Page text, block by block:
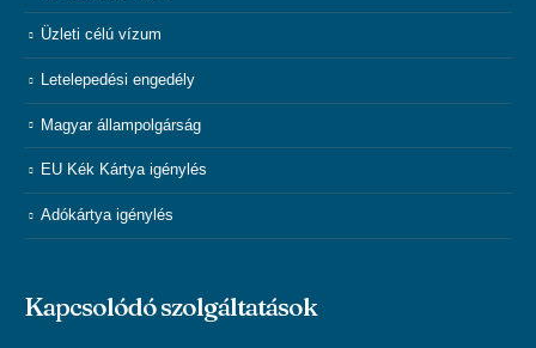
Üzleti célú vízum
Letelepedési engedély
Magyar állampolgárság
EU Kék Kártya igénylés
Adókártya igénylés
Kapcsolódó szolgáltatások